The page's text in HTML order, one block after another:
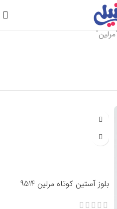
بلوز آستین کوتاه مرلین 9514